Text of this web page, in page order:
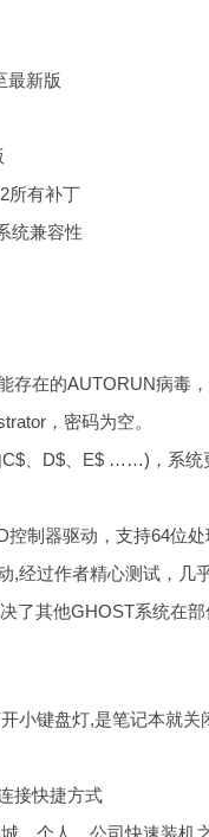
最新版
所有补丁
统兼容性
存在的AUTORUN病毒
，密码为空。
C$、D$、E$ ……)，系统
制器驱动，支持64位处
,经过作者精心测试，几
了其他GHOST系统在
小键盘灯,是笔记本就关
接快捷方式
、个人、公司快速装机